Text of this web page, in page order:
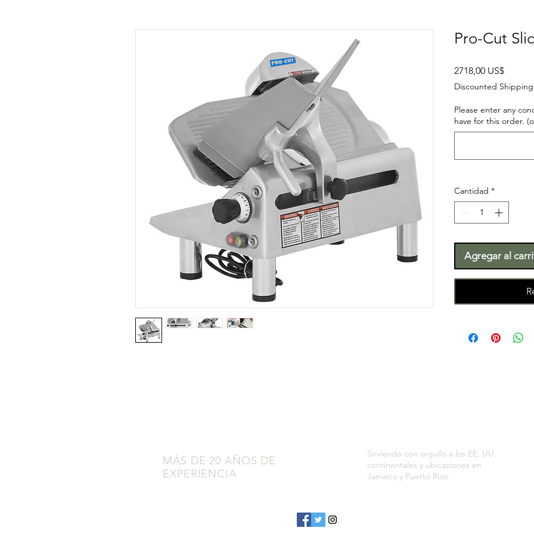
Pro-Cut
2718,00 US$Precio
Discounted Shipping
Please enter any
have for this order.
Cantidad *
Agregar al
MÁS DE 20 AÑOS DE
EXPERIENCIA
Sirviendo con orgullo a los EE. UU.
continentales y ubicaciones en
Jamaica y Puerto Rico.